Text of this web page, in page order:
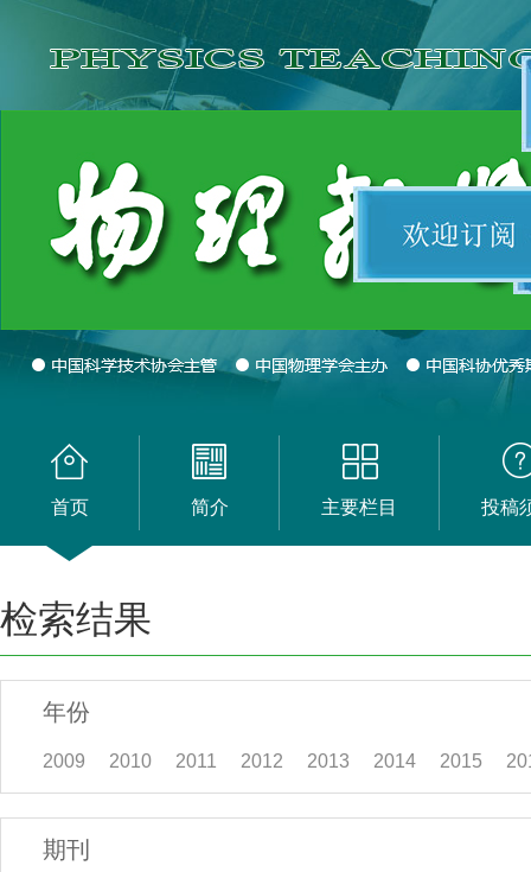
首页 简介 主要栏目 投稿
检索结果
年份
2009 2010 2011 2012 2013 2014 2015
期刊